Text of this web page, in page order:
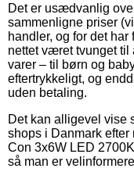
Det er usædvanlig
sammenligne priser
handler, og for det
nettet været tvunget
varer – til børn og
eftertrykkeligt, og
uden betaling.
Det kan alligevel vise
shops i Danmark efter
Con 3x6W LED
så man er